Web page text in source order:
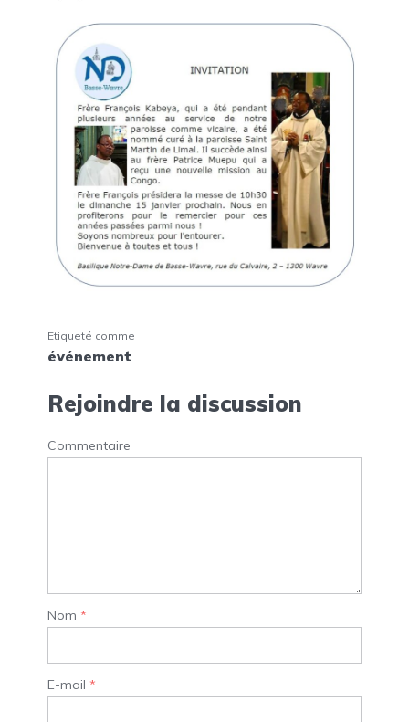
Etiqueté comme
événement
Rejoindre la discussion
Commentaire
Nom *
E-mail *